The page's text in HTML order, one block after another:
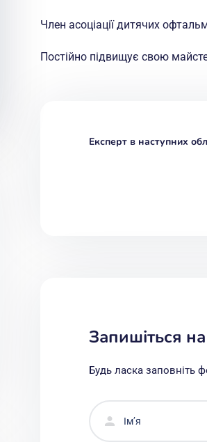
Член асоціації дитячих
Постійно підвищує свою
Експерт в наступних
Запишіться
Будь ласка заповніть